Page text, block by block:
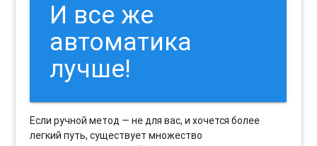
И все же
автоматика
лучше!
Если ручной метод — не для вас, и хочется более
легкий путь, существует множество